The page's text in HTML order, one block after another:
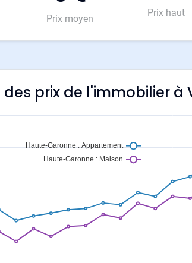
Prix moyen
Prix haut
des prix de l'immobilier